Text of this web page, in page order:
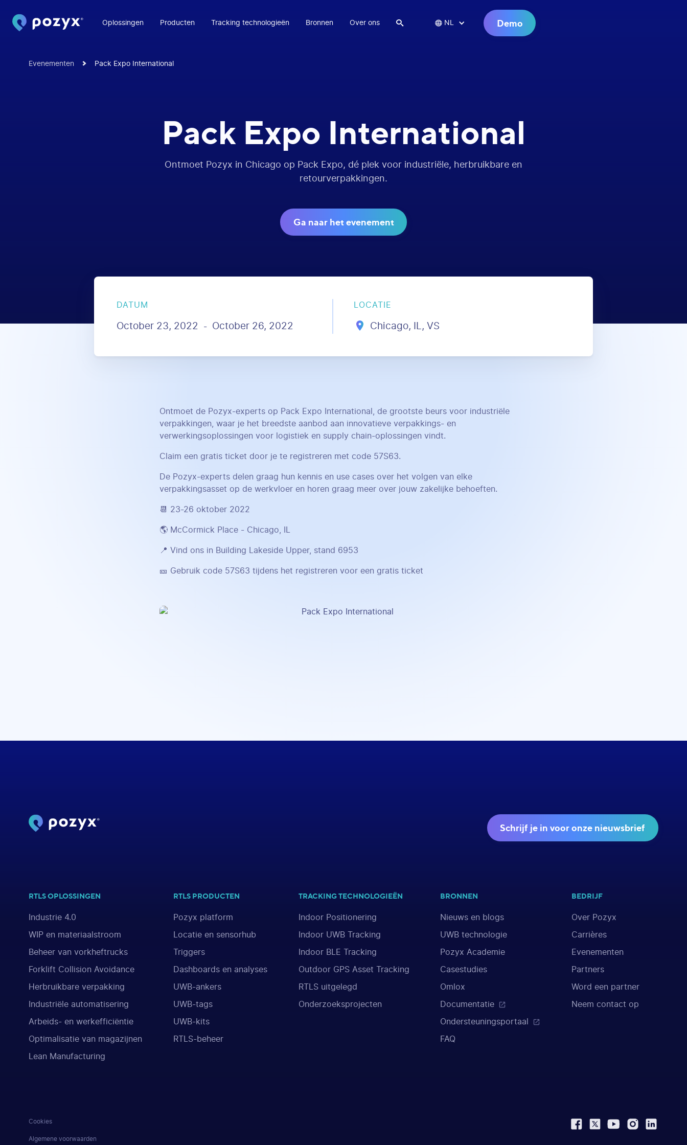
Oplossingen Producten Tracking technologieën Bronnen Over ons   NL Demo
Evenementen Pack Expo International
Pack Expo International
Ontmoet Pozyx in Chicago op Pack Expo, dé plek voor industriële, herbruikbare en
retourverpakkingen.
Ga naar het evenement
DATUM
October 23, 2022 - October 26, 2022
LOCATIE
Chicago, IL, VS
Ontmoet de Pozyx-experts op Pack Expo International, de grootste beurs voor industriële
verpakkingen, waar je het breedste aanbod aan innovatieve verpakkings- en
verwerkingsoplossingen voor logistiek en supply chain-oplossingen vindt.
Claim een gratis ticket door je te registreren met code 57S63.
De Pozyx-experts delen graag hun kennis en use cases over het volgen van elke
verpakkingsasset op de werkvloer en horen graag meer over jouw zakelijke behoeften.
📆 23-26 oktober 2022
🌎 McCormick Place - Chicago, IL
📍 Vind ons in Building Lakeside Upper, stand 6953
🎫 Gebruik code 57S63 tijdens het registreren voor een gratis ticket
Schrijf je in voor onze nieuwsbrief
RTLS OPLOSSINGEN
Industrie 4.0
WIP en materiaalstroom
Beheer van vorkheftrucks
Forklift Collision Avoidance
Herbruikbare verpakking
Industriële automatisering
Arbeids- en werkefficiëntie
Optimalisatie van magazijnen
Lean Manufacturing
RTLS PRODUCTEN
Pozyx platform
Locatie en sensorhub
Triggers
Dashboards en analyses
UWB-ankers
UWB-tags
UWB-kits
RTLS-beheer
TRACKING TECHNOLOGIEËN
Indoor Positionering
Indoor UWB Tracking
Indoor BLE Tracking
Outdoor GPS Asset Tracking
RTLS uitgelegd
Onderzoeksprojecten
BRONNEN
Nieuws en blogs
UWB technologie
Pozyx Academie
Casestudies
Omlox
Documentatie
Ondersteuningsportaal
FAQ
BEDRIJF
Over Pozyx
Carrières
Evenementen
Partners
Word een partner
Neem contact op
Cookies
Algemene voorwaarden